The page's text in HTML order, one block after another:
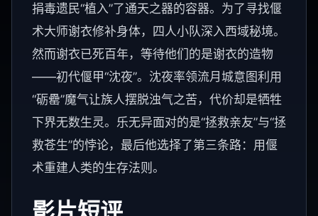
捐毒遗民“植入”了通天之器的容器。为了寻找偃
术大师谢衣修补身体，四人小队深入西域秘境。
然而谢衣已死百年，等待他们的是谢衣的造物
——初代偃甲“沈夜”。沈夜率领流月城意图利用
“砺罍”魔气让族人摆脱浊气之苦，代价却是牺牲
下界无数生灵。乐无异面对的是“拯救亲友”与“拯
救苍生”的悖论，最后他选择了第三条路：用偃
术重建人类的生存法则。